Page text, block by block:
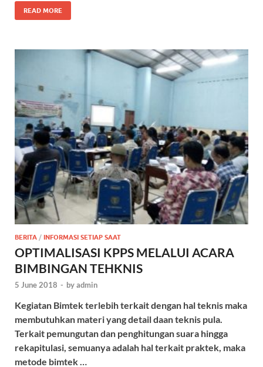
READ MORE
BERITA / INFORMASI SETIAP SAAT
OPTIMALISASI KPPS MELALUI ACARA
BIMBINGAN TEHKNIS
5 June 2018 - byadmin
Kegiatan Bimtek terlebih terkait dengan hal teknis maka
membutuhkan materi yang detail daan teknis pula.
Terkait pemungutan dan penghitungan suara hingga
rekapitulasi, semuanya adalah hal terkait praktek, maka
metode bimtek …